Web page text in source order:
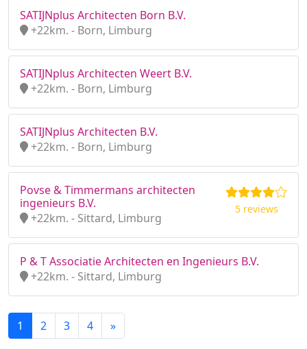
SATIJNplus Architecten Born B.V.
+22km. - Born, Limburg
SATIJNplus Architecten Weert B.V.
+22km. - Born, Limburg
SATIJNplus Architecten B.V.
+22km. - Born, Limburg
Povse & Timmermans architecten
ingenieurs B.V.
+22km. - Sittard, Limburg
5 reviews
P & T Associatie Architecten en Ingenieurs B.V.
+22km. - Sittard, Limburg
1 2 3 4 »